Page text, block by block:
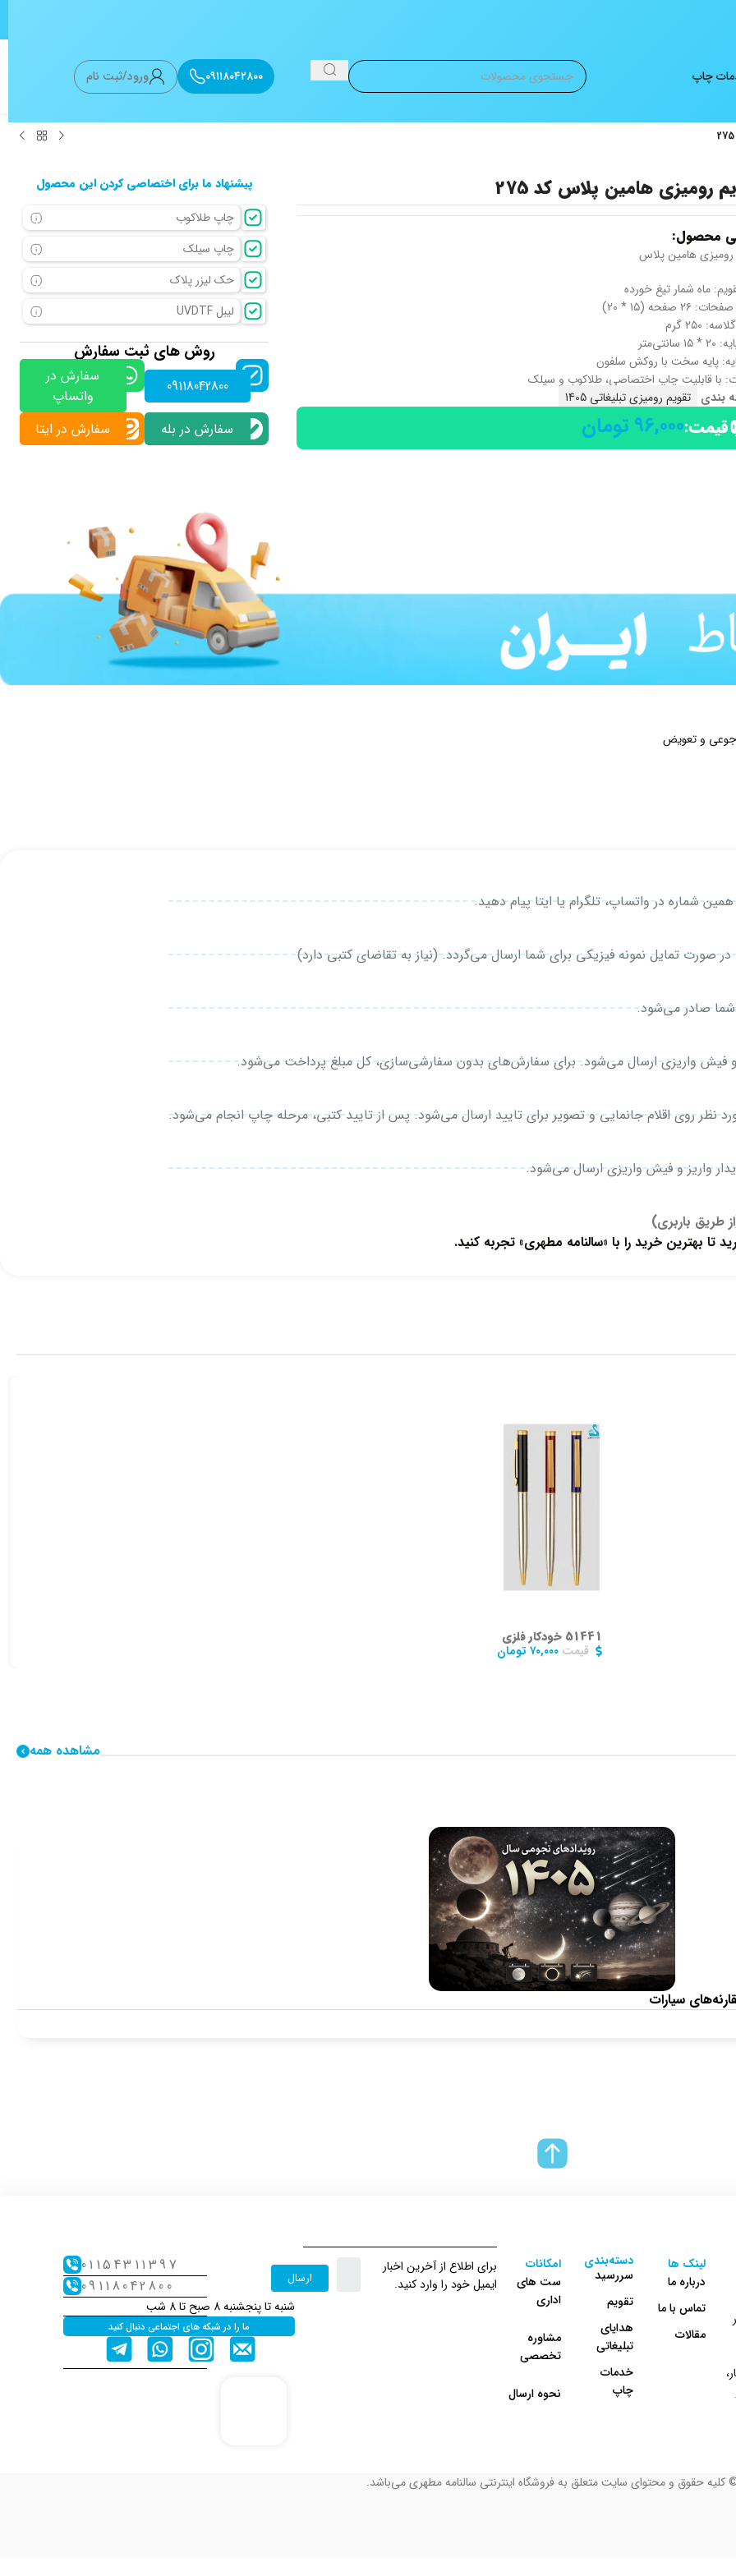
چاپ ۰۹۱۱۸۰۴۲۸۰۰ ورود/ثبت نام
رومیزی هامین پلاس کد 275
محصول:
رومیزی هامین پلاس
ماه شمار تیغ خورده
۲۶ صفحه (۱۵ * ۲۰)
۲۵۰ گرم
پایه سخت با روکش سلفون
با قابلیت چاپ اختصاصی، طلاکوب و سیلک
بندی تقویم رومیزی تبلیغاتی 1405
قیمت:۹۶,۰۰۰ تومان
پیشنهاد ما برای اختصاصی کردن این محصول
چاپ طلاکوب
چاپ سیلک
حک لیزر پلاک
لیبل UVDTF
روش های ثبت سفارش
09118042800
سفارش در
واتساپ
سفارش در بله
سفارش در ایتا
و تعویض
تمایل نمونه فیزیکی برای شما ارسال می‌گردد. (نیاز به تقاضای کتبی دارد)
صادر می‌شود.
واریز و فیش واریزی ارسال می‌شود.
طریق باربری)
تا بهترین خرید را با «سالنامه مطهری» تجربه کنید.
51441 خودکار فلزی
قیمت۷۰,۰۰۰ تومان
مشاهده همه
لینک ها
درباره ما
تماس با ما
مقالات
دسته‌بندی
سررسید
تقویم
هدایای
تبلیغاتی
خدمات
چاپ
امکانات
ست های
اداری
مشاوره
تخصصی
نحوه ارسال
برای اطلاع از آخرین اخبار
ایمیل خود را وارد کنید.
ارسال
01154311397
09118042800
شنبه تا پنجشنبه 8 صبح تا 8 شب
ما را در شبکه های اجتماعی دنبال کنید
کلیه حقوق و محتوای سایت متعلق به فروشگاه اینترنتی سالنامه مطهری می‌باشد.